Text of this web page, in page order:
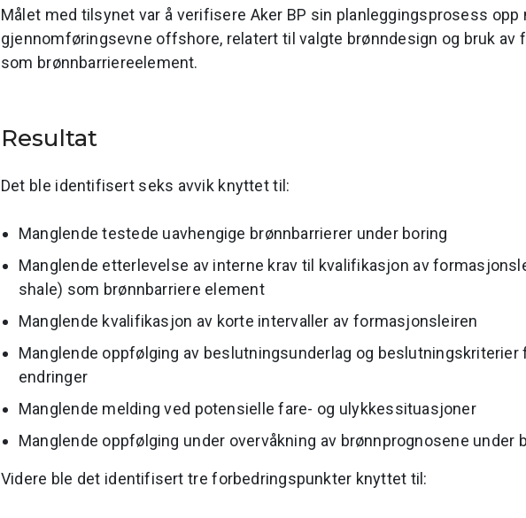
Målet med tilsynet var å verifisere Aker BP sin planleggingsprosess opp
gjennomføringsevne offshore, relatert til valgte brønndesign og bruk av
som brønnbarriereelement.
Resultat
Det ble identifisert seks avvik knyttet til:
Manglende testede uavhengige brønnbarrierer under boring
Manglende etterlevelse av interne krav til kvalifikasjon av
shale) som brønnbarriere element
Manglende kvalifikasjon av korte intervaller av formasjonsleiren
Manglende oppfølging av beslutningsunderlag og beslutningskriterier
endringer
Manglende melding ved potensielle fare- og ulykkessituasjoner
Manglende oppfølging under overvåkning av brønnprognosene under
Videre ble det identifisert tre forbedringspunkter knyttet til: